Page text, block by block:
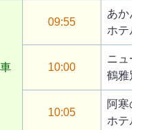
09:55
あか
ホテ
10:00
ニュ
鶴雅別
10:05
阿寒
ホテ